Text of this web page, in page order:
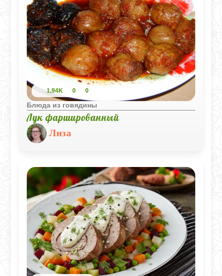
все соки. В духовке они лишь
обмениваются ароматами, создавая тот
самый густой и насыщенный вкус,
который мы так любим.
1,94K 0 0
Блюда из говядины
Лук фаршированный
Лиза